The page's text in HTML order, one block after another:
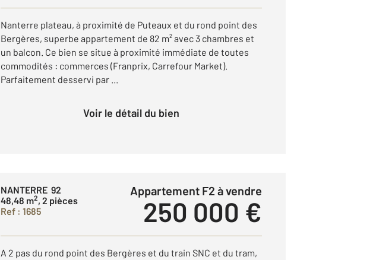
Nanterre plateau, à proximité de Puteaux et du rond point des
Bergères, superbe appartement de 82 m² avec 3 chambres et
un balcon. Ce bien se situe à proximité immédiate de toutes
commodités : commerces (Franprix, Carrefour Market).
Parfaitement desservi par ...
Voir le détail du bien
NANTERRE 92
48,48 m2, 2 pièces
Ref : 1685
Appartement F2 à vendre
250 000 €
A 2 pas du rond point des Bergères et du train SNC et du tram,